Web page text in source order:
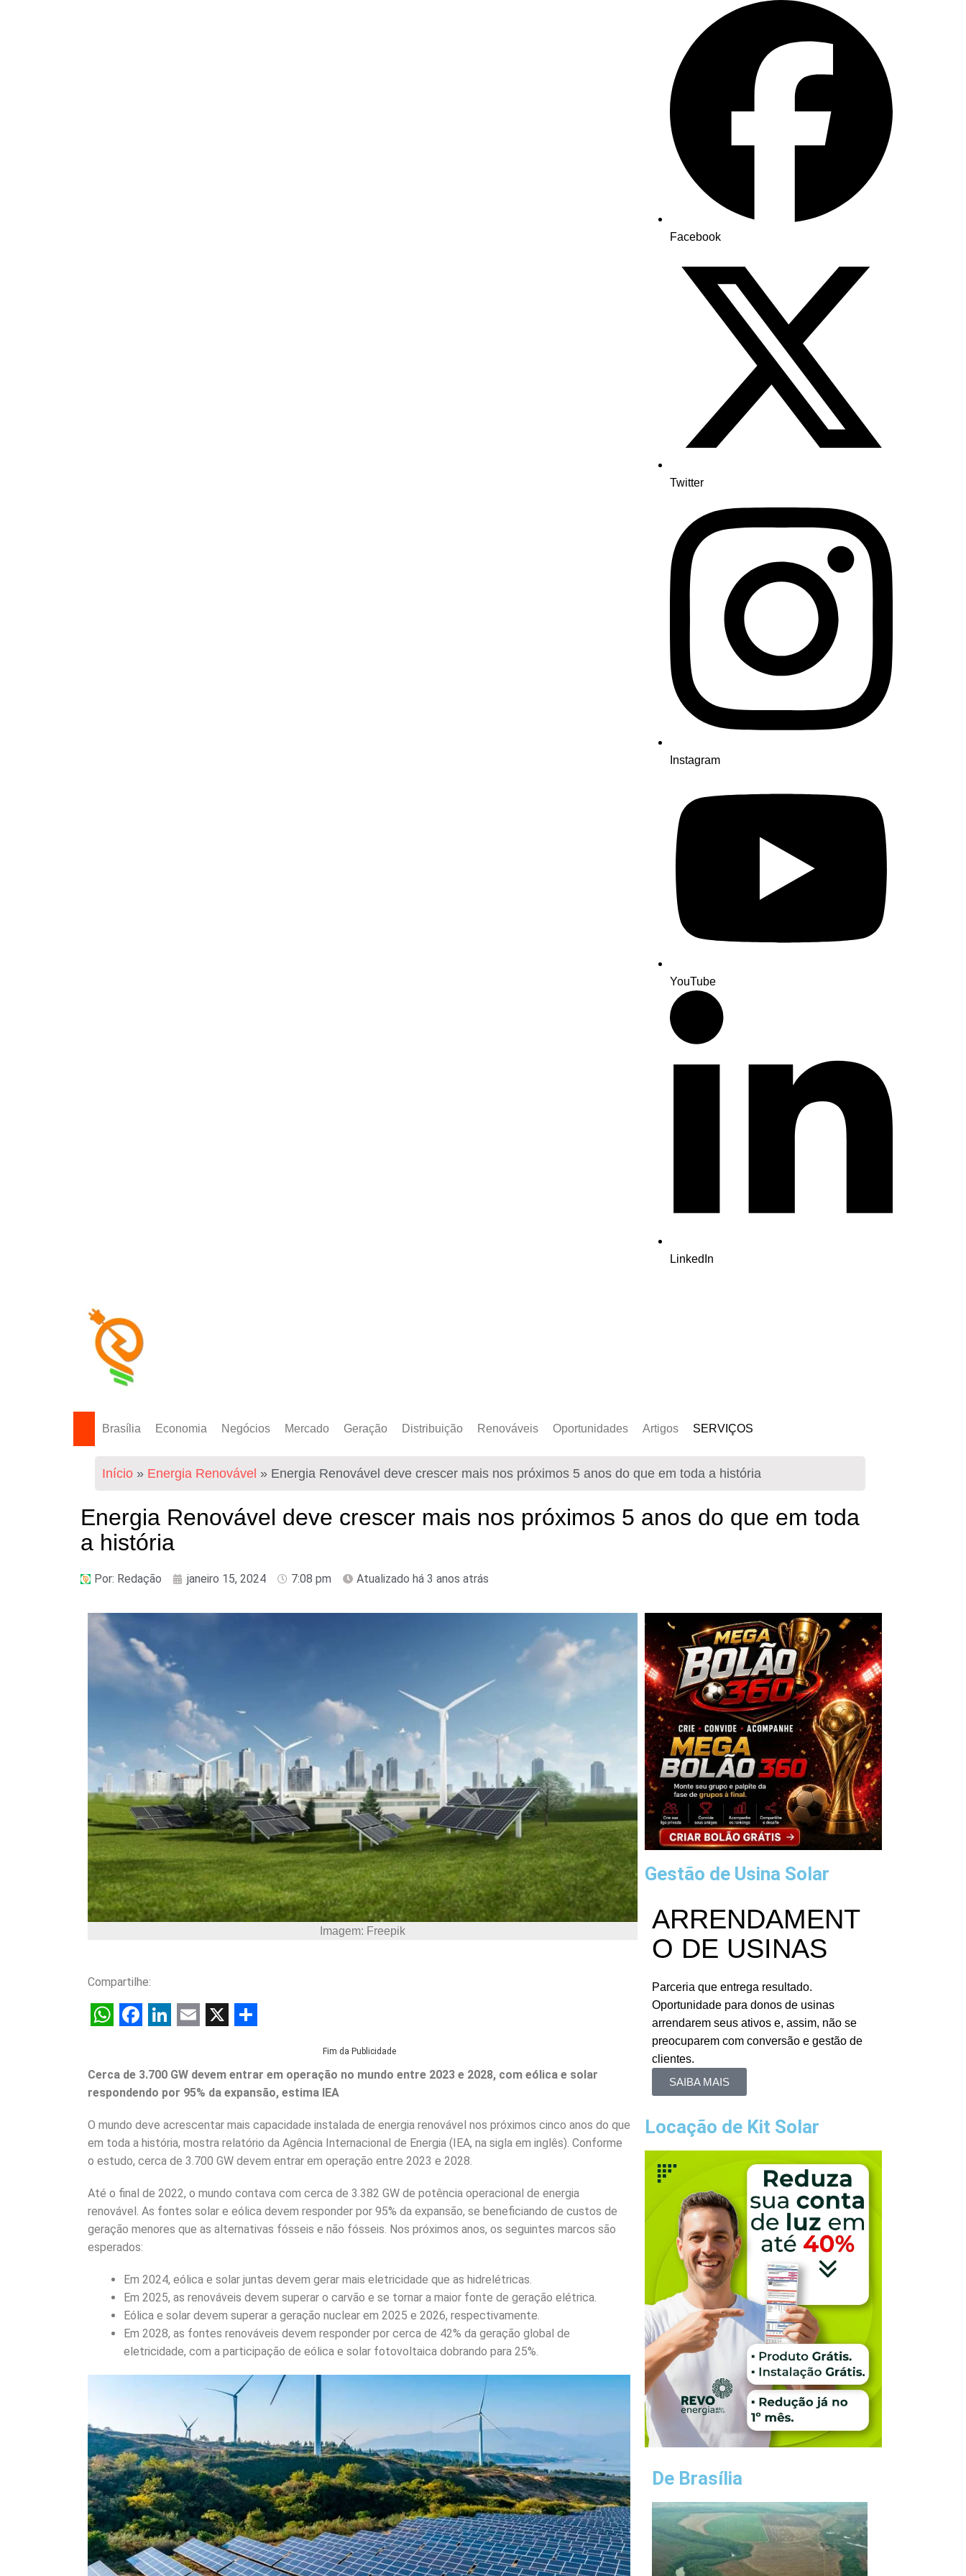
Facebook
Twitter
Instagram
YouTube
LinkedIn
Brasília Economia
Tecnologia
Negócios
Empresas
Investimentos
Token
Mercado
Mercado Livre
Geração
Autoprodução
Solar
Distribuição Renováveis
Sustentabilidade
Hidrogênio Verde
Mobilidade Elétrica
Oportunidades
Emprego
Formação
Artigos SERVIÇOS
Assinatura Solar
Usina de Locação
Início » Energia Renovável » Energia Renovável deve crescer mais nos próximos 5 anos do que em toda a história
Energia Renovável deve crescer mais nos próximos 5 anos do que em toda
a história
Por: Redação janeiro 15, 2024 7:08 pm Atualizado há 3 anos atrás
Imagem: Freepik
Compartilhe:
a
s
A
p
c
b
o
k
n
e
d
n
a
l
a
r
e
Fim da Publicidade
Cerca de 3.700 GW devem entrar em operação no mundo entre 2023 e 2028, com eólica e solar
respondendo por 95% da expansão, estima IEA
O mundo deve acrescentar mais capacidade instalada de energia renovável nos próximos cinco anos do que
em toda a história, mostra relatório da Agência Internacional de Energia (IEA, na sigla em inglês). Conforme
o estudo, cerca de 3.700 GW devem entrar em operação entre 2023 e 2028.
Até o final de 2022, o mundo contava com cerca de 3.382 GW de potência operacional de energia
renovável. As fontes solar e eólica devem responder por 95% da expansão, se beneficiando de custos de
geração menores que as alternativas fósseis e não fósseis. Nos próximos anos, os seguintes marcos são
esperados:
Em 2024, eólica e solar juntas devem gerar mais eletricidade que as hidrelétricas.
Em 2025, as renováveis devem superar o carvão e se tornar a maior fonte de geração elétrica.
Eólica e solar devem superar a geração nuclear em 2025 e 2026, respectivamente.
Em 2028, as fontes renováveis devem responder por cerca de 42% da geração global de
eletricidade, com a participação de eólica e solar fotovoltaica dobrando para 25%.
Gestão de Usina Solar
ARRENDAMENT
O DE USINAS
Parceria que entrega resultado.
Oportunidade para donos de usinas
arrendarem seus ativos e, assim, não se
preocuparem com conversão e gestão de
clientes.
SAIBA MAIS
Locação de Kit Solar
De Brasília